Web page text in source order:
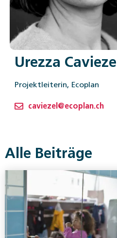
Urezza Caviezel
Projektleiterin, Ecoplan
caviezel@ecoplan.ch
Alle Beiträge